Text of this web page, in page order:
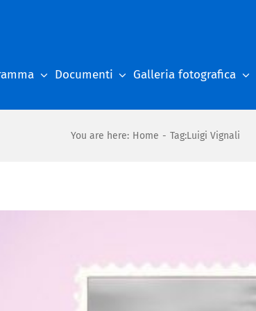
Documenti Galleria fotografica
You are here: Home - Tag:Luigi Vignali